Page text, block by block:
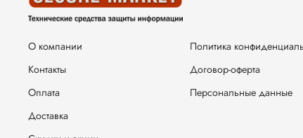
О компании
Контакты
Оплата
Доставка
Политика
Договор-оферта
Персональные данные